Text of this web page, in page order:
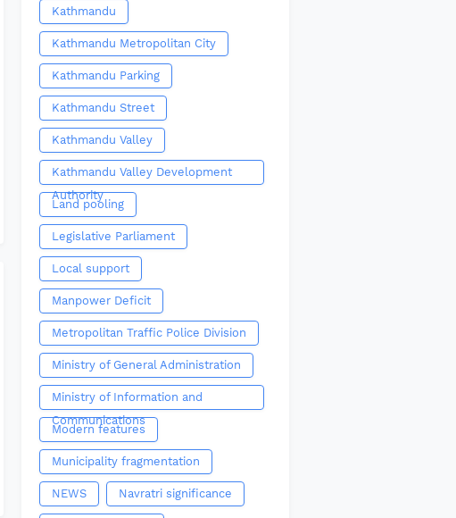
Kathmandu
Kathmandu Metropolitan City
Kathmandu Parking
Kathmandu Street
Kathmandu Valley
Kathmandu Valley Development
Authority
Land pooling
Legislative Parliament
Local support
Manpower Deficit
Metropolitan Traffic Police Division
Ministry of General Administration
Ministry of Information and
Communications
Modern features
Municipality fragmentation
NEWS Navratri significance